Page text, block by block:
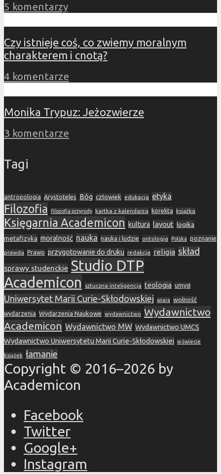
5 komentarzy
Czy istnieje coś, co zwiemy moralnym
charakterem i cnotą?
4 komentarze
Monika Trypuz: Jeżozwierze
3 komentarze
Tagi
antropologia Arystoteles Bóg człowiek edukacja etyka
Filozofia filozofia przyrody kartka z kalendarza korekta książka
Księgarnia Academicon kultura layout logika
metafizyka moralność nauka nauka i ludzie ontologia Polska poznanie
prawda Prawo przygotowanie do druku redakcja religia skład
sprawy studenckie Studio DTP
Academicon
sztuczna inteligencja teologia umysł
Uniwersytet Marii Curie-Skłodowskiej wiara wolność
wydarzenia Wydarzenia Naukowe wydawnictwo Wydawnictwo
Academicon Wydawnictwo MW Wydawnictwo UMCS
Wydawnictwo Uniwersytetu Marii Curie-Skłodowskiej w świecie
książek łamanie
Copyright © 2016–2026 by
Academicon
Facebook
Twitter
Google+
Instagram